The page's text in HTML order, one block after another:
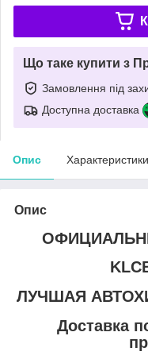
Що таке купити з
Замовлення під
Доступна доставка
Опис Характеристики
Опис
ЛУЧШАЯ
Доставка